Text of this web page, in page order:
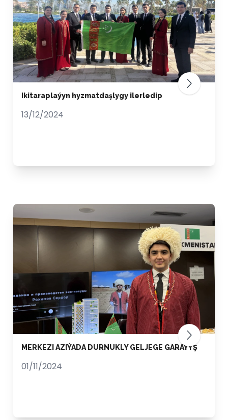
Ikitaraplaýyn hyzmatdaşlygy ilerledip
13/12/2024
MERKEZI AZIÝADA DURNUKLY GELJEGE GARAÝYŞ
01/11/2024